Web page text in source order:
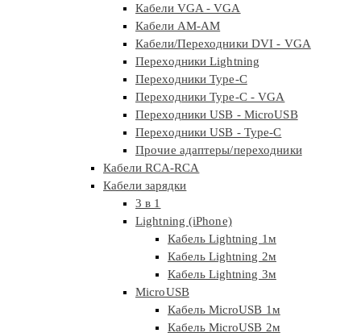
Кабели VGA - VGA
Кабели АМ-АМ
Кабели/Переходники DVI - VGA
Переходники Lightning
Переходники Type-C
Переходники Type-C - VGA
Переходники USB - MicroUSB
Переходники USB - Type-C
Прочие адаптеры/переходники
Кабели RCA-RCA
Кабели зарядки
3 в 1
Lightning (iPhone)
Кабель Lightning 1м
Кабель Lightning 2м
Кабель Lightning 3м
MicroUSB
Кабель MicroUSB 1м
Кабель MicroUSB 2м